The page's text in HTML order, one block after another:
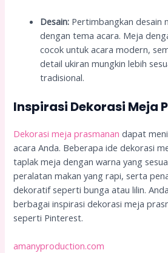
Desain: Pertimbangkan desain
dengan tema acara. Meja
cocok untuk acara modern,
detail ukiran mungkin lebih
tradisional.
Inspirasi Dekorasi Meja
Dekorasi meja prasmanan dapat
acara Anda. Beberapa ide dekorasi
taplak meja dengan warna yang
peralatan makan yang rapi, serta
dekoratif seperti bunga atau lilin.
berbagai inspirasi dekorasi meja
seperti Pinterest.
amanyproduction.com